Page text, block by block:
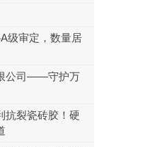
级审定，数量居
公司——守护万
抗裂瓷砖胶！硬